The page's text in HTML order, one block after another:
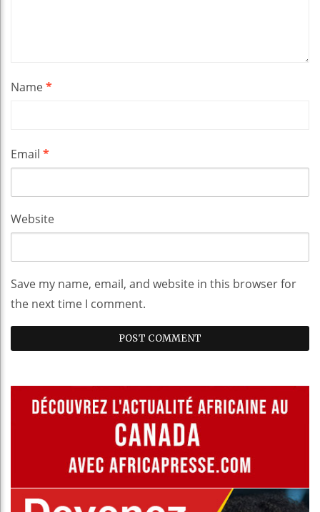
Name*
Email *
Website
Save my name, email, and website in this browser for
the next time I comment.